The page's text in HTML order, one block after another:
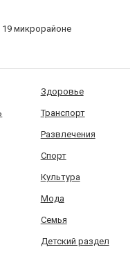
микрорайоне
Здоровье
Транспорт
Развлечения
Спорт
Культура
Мода
Семья
Детский раздел